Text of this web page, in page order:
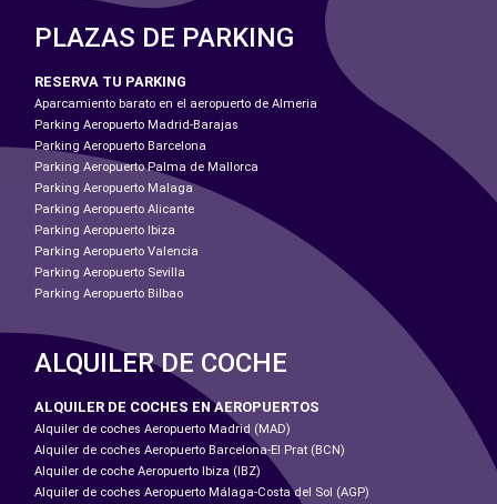
PLAZAS DE PARKING
RESERVA TU PARKING
Aparcamiento barato en el aeropuerto de Almeria
Parking Aeropuerto Madrid-Barajas
Parking Aeropuerto Barcelona
Parking Aeropuerto Palma de Mallorca
Parking Aeropuerto Malaga
Parking Aeropuerto Alicante
Parking Aeropuerto Ibiza
Parking Aeropuerto Valencia
Parking Aeropuerto Sevilla
Parking Aeropuerto Bilbao
ALQUILER DE COCHE
ALQUILER DE COCHES EN AEROPUERTOS
Alquiler de coches Aeropuerto Madrid (MAD)
Alquiler de coches Aeropuerto Barcelona-El Prat (BCN)
Alquiler de coche Aeropuerto Ibiza (IBZ)
Alquiler de coches Aeropuerto Málaga-Costa del Sol (AGP)